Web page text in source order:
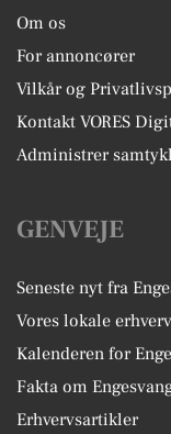
Om os
For annoncører
Vilkår og
Kontakt VORES
Administrer
GENVEJE
Seneste nyt fra
Vores lokale erhverv
Kalenderen for
Fakta om
Erhvervsartikler